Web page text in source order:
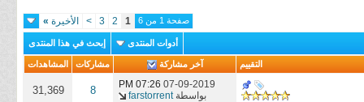
صفحة 1 من 6 1
2
3
> الأخيرة »
أدوات المنتدى إبحث في هذا المنتدى
التقييم آخر مشاركة مشاركات المشاهدات
07-09-2019
07:26 PM
بواسطةfarstorrent
8
31,369